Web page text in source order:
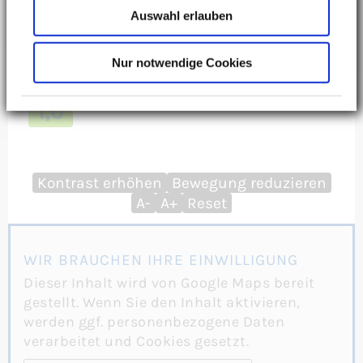
Auswahl erlauben
Nur notwendige Cookies
Donnerstag : 12-18 Uhr
Freitag : 8-14 Uhr
Note
1,0
Kontrast erhöhen
Bewegung reduzieren
A-
A+ Reset
WIR BRAUCHEN IHRE EINWILLIGUNG
Dieser Inhalt wird von Google Maps bereit
gestellt. Wenn Sie den Inhalt aktivieren,
werden ggf. personenbezogene Daten
verarbeitet und Cookies gesetzt.